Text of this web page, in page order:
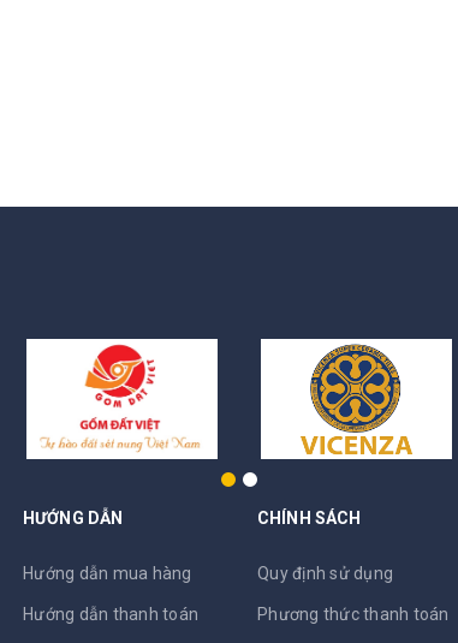
HƯỚNG DẪN
Hướng dẫn mua hàng
Hướng dẫn thanh toán
CHÍNH SÁCH
Quy định sử dụng
Phương thức thanh toán